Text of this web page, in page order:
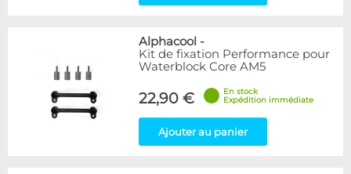
Alphacool -
Kit de fixation Performance pour
Waterblock Core AM5
22,90 €
En stock
Expédition immédiate
Ajouter au panier